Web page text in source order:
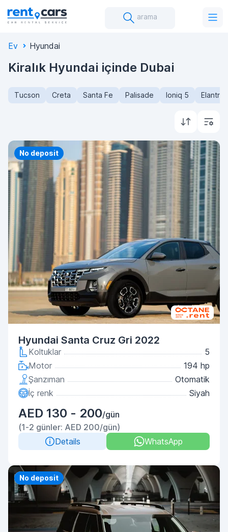
arama
Ev Hyundai
Kiralık Hyundai içinde Dubai
Tucson Creta Santa Fe Palisade Ioniq 5 Elantra
Priority
No deposit
Hyundai Santa Cruz Gri 2022
Koltuklar
5
Motor
194 hp
Şanzıman
Otomatik
İç renk
Siyah
AED 130 - 200/gün
(1-2 günler: AED 200/gün)
Details
WhatsApp
Priority
No deposit